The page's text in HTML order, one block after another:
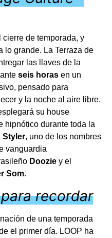
de temporada, y
lo grande. La Terraza de
las llaves de la
seis horas en un
pensado para
y la noche al aire libre.
su house
hipnótico durante toda la
Styler, uno de los nombres
vanguardia
Doozie y el
Som.
recordar
de una temporada
el primer día. LOOP ha